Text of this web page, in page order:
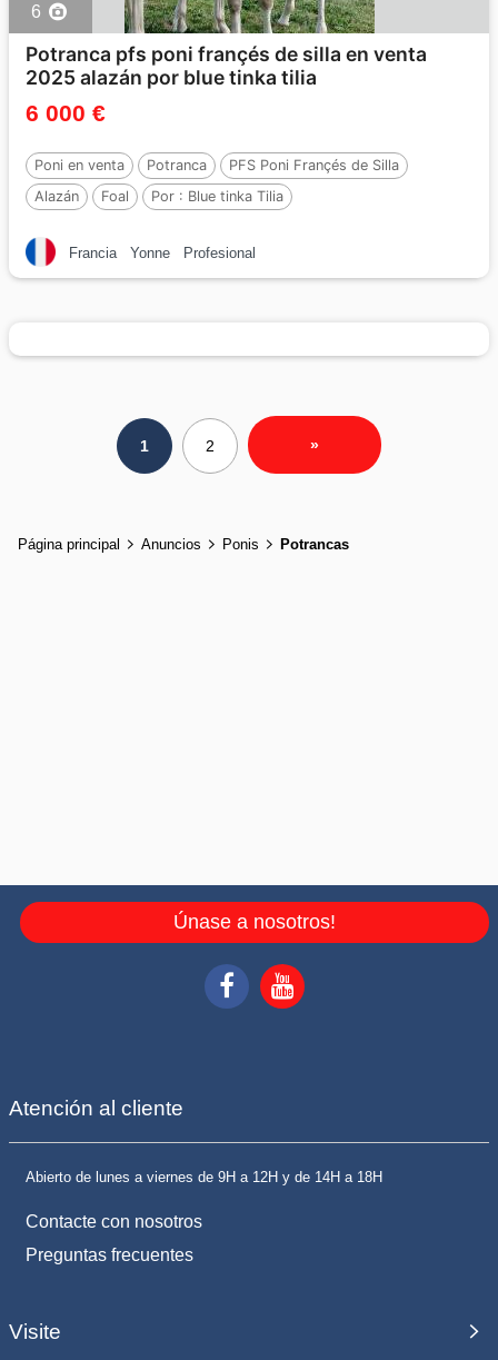
6
Potranca pfs poni françés de silla en venta
2025 alazán por blue tinka tilia
6 000 €
Poni en venta Potranca
PFS Poni Françés de Silla
Alazán
Foal Por : Blue tinka Tilia
Francia Yonne Profesional
1 2 »
Página principal Anuncios Ponis Potrancas
Únase a nosotros!
Atención al cliente
Abierto de lunes a viernes de 9H a 12H y de 14H a 18H
Contacte con nosotros
Preguntas frecuentes
Visite